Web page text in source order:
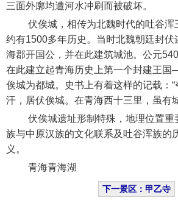
三面外廓均遭河水冲刷而被破坏。
伏俟城，相传为北魏时代的吐谷浑
约有1500多年历史。当时北魏朝廷封伏
海郡开国公，并在此建筑城池。公元
在此建立起青海历史上第一个封建王国
俟城为都城。史书上有着这样的记载：
汗，居伏俟城。在青海西十三里，虽有
伏俟城遗址形制特殊，地理位置重
族与中原汉族的文化联系及吐谷浑族的
义。
青海青海湖
下一景区：甲乙寺